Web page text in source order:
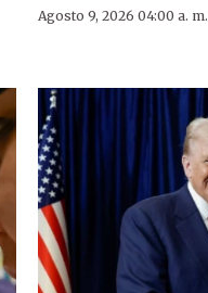
Agosto 9, 2026 04:00 a. m.